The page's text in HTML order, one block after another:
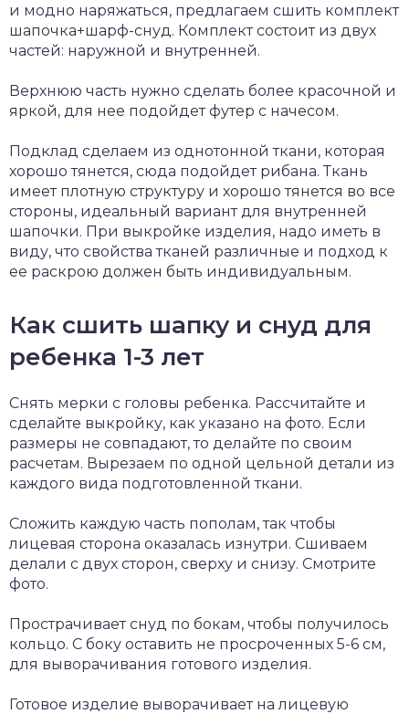
и модно наряжаться, предлагаем сшить комплект
шапочка+шарф-снуд. Комплект состоит из двух
частей: наружной и внутренней.
Верхнюю часть нужно сделать более красочной и
яркой, для нее подойдет футер с начесом.
Подклад сделаем из однотонной ткани, которая
хорошо тянется, сюда подойдет рибана. Ткань
имеет плотную структуру и хорошо тянется во все
стороны, идеальный вариант для внутренней
шапочки. При выкройке изделия, надо иметь в
виду, что свойства тканей различные и подход к
ее раскрою должен быть индивидуальным.
Как сшить шапку и снуд для
ребенка 1-3 лет
Снять мерки с головы ребенка. Рассчитайте и
сделайте выкройку, как указано на фото. Если
размеры не совпадают, то делайте по своим
расчетам. Вырезаем по одной цельной детали из
каждого вида подготовленной ткани.
Сложить каждую часть пополам, так чтобы
лицевая сторона оказалась изнутри. Сшиваем
делали с двух сторон, сверху и снизу. Смотрите
фото.
Прострачивает снуд по бокам, чтобы получилось
кольцо. С боку оставить не просроченных 5-6 см,
для выворачивания готового изделия.
Готовое изделие выворачивает на лицевую